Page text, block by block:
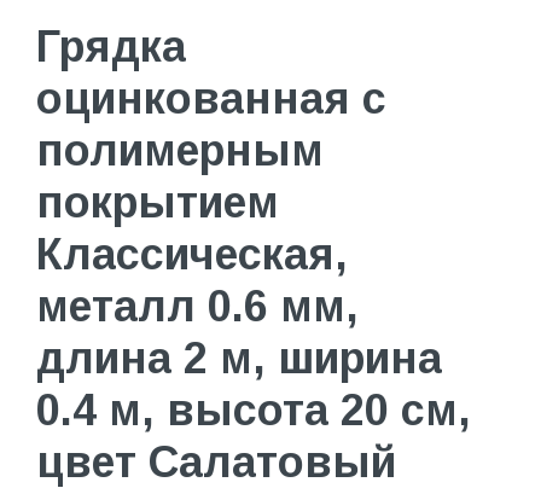
Грядка
оцинкованная с
полимерным
покрытием
Классическая,
металл 0.6 мм,
длина 2 м, ширина
0.4 м, высота 20 см,
цвет Салатовый